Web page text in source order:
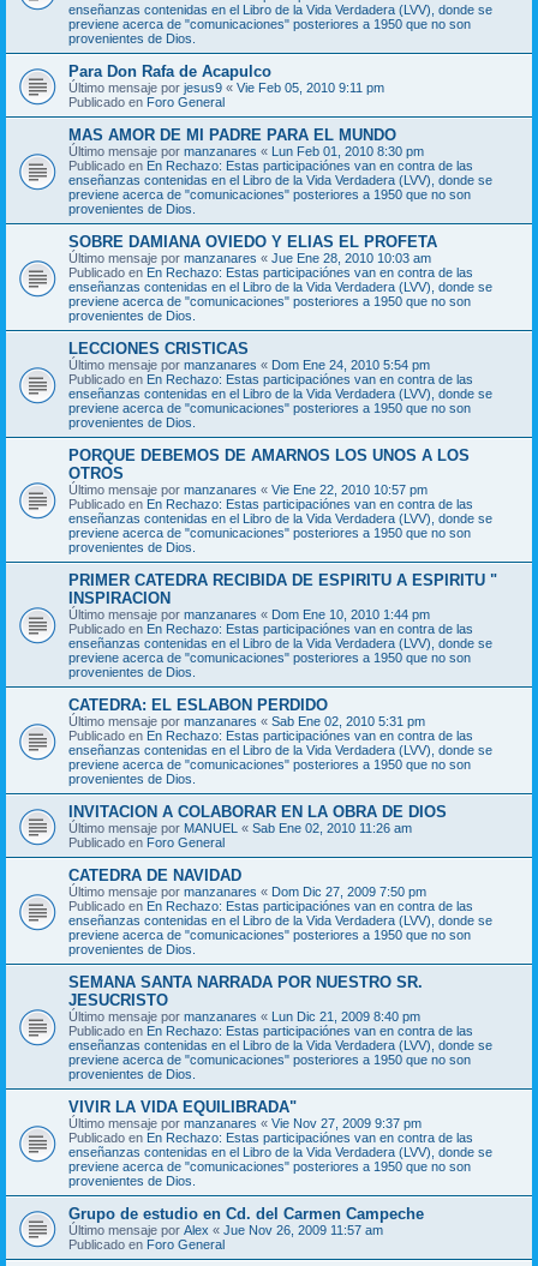
enseñanzas contenidas en el Libro de la Vida Verdadera (LVV), donde se
previene acerca de "comunicaciones" posteriores a 1950 que no son
provenientes de Dios.
Para Don Rafa de Acapulco
Último mensaje por jesus9 « Vie Feb 05, 2010 9:11 pm
Publicado en Foro General
MAS AMOR DE MI PADRE PARA EL MUNDO
Último mensaje por manzanares « Lun Feb 01, 2010 8:30 pm
Publicado en En Rechazo: Estas participaciónes van en contra de las
enseñanzas contenidas en el Libro de la Vida Verdadera (LVV), donde se
previene acerca de "comunicaciones" posteriores a 1950 que no son
provenientes de Dios.
SOBRE DAMIANA OVIEDO Y ELIAS EL PROFETA
Último mensaje por manzanares « Jue Ene 28, 2010 10:03 am
Publicado en En Rechazo: Estas participaciónes van en contra de las
enseñanzas contenidas en el Libro de la Vida Verdadera (LVV), donde se
previene acerca de "comunicaciones" posteriores a 1950 que no son
provenientes de Dios.
LECCIONES CRISTICAS
Último mensaje por manzanares « Dom Ene 24, 2010 5:54 pm
Publicado en En Rechazo: Estas participaciónes van en contra de las
enseñanzas contenidas en el Libro de la Vida Verdadera (LVV), donde se
previene acerca de "comunicaciones" posteriores a 1950 que no son
provenientes de Dios.
PORQUE DEBEMOS DE AMARNOS LOS UNOS A LOS
OTROS
Último mensaje por manzanares « Vie Ene 22, 2010 10:57 pm
Publicado en En Rechazo: Estas participaciónes van en contra de las
enseñanzas contenidas en el Libro de la Vida Verdadera (LVV), donde se
previene acerca de "comunicaciones" posteriores a 1950 que no son
provenientes de Dios.
PRIMER CATEDRA RECIBIDA DE ESPIRITU A ESPIRITU "
INSPIRACION
Último mensaje por manzanares « Dom Ene 10, 2010 1:44 pm
Publicado en En Rechazo: Estas participaciónes van en contra de las
enseñanzas contenidas en el Libro de la Vida Verdadera (LVV), donde se
previene acerca de "comunicaciones" posteriores a 1950 que no son
provenientes de Dios.
CATEDRA: EL ESLABON PERDIDO
Último mensaje por manzanares « Sab Ene 02, 2010 5:31 pm
Publicado en En Rechazo: Estas participaciónes van en contra de las
enseñanzas contenidas en el Libro de la Vida Verdadera (LVV), donde se
previene acerca de "comunicaciones" posteriores a 1950 que no son
provenientes de Dios.
INVITACION A COLABORAR EN LA OBRA DE DIOS
Último mensaje por MANUEL « Sab Ene 02, 2010 11:26 am
Publicado en Foro General
CATEDRA DE NAVIDAD
Último mensaje por manzanares « Dom Dic 27, 2009 7:50 pm
Publicado en En Rechazo: Estas participaciónes van en contra de las
enseñanzas contenidas en el Libro de la Vida Verdadera (LVV), donde se
previene acerca de "comunicaciones" posteriores a 1950 que no son
provenientes de Dios.
SEMANA SANTA NARRADA POR NUESTRO SR.
JESUCRISTO
Último mensaje por manzanares « Lun Dic 21, 2009 8:40 pm
Publicado en En Rechazo: Estas participaciónes van en contra de las
enseñanzas contenidas en el Libro de la Vida Verdadera (LVV), donde se
previene acerca de "comunicaciones" posteriores a 1950 que no son
provenientes de Dios.
VIVIR LA VIDA EQUILIBRADA"
Último mensaje por manzanares « Vie Nov 27, 2009 9:37 pm
Publicado en En Rechazo: Estas participaciónes van en contra de las
enseñanzas contenidas en el Libro de la Vida Verdadera (LVV), donde se
previene acerca de "comunicaciones" posteriores a 1950 que no son
provenientes de Dios.
Grupo de estudio en Cd. del Carmen Campeche
Último mensaje por Alex « Jue Nov 26, 2009 11:57 am
Publicado en Foro General